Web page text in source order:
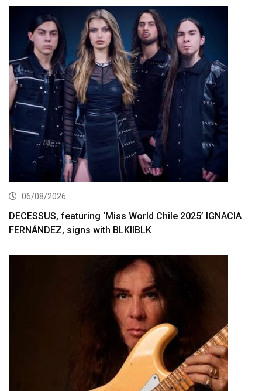
06/08/2026
DECESSUS, featuring ‘Miss World Chile 2025’ IGNACIA
FERNÁNDEZ, signs with BLKIIBLK